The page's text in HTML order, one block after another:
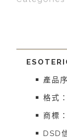
￭ 產品
￭ 格式
￭ 商標
￭ DSD